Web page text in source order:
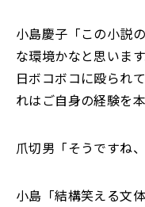
小島慶子「この小説
な環境かなと思いま
日ボコボコに殴られ
れはご自身の経験を
爪切男「そうですね
小島「結構笑える文